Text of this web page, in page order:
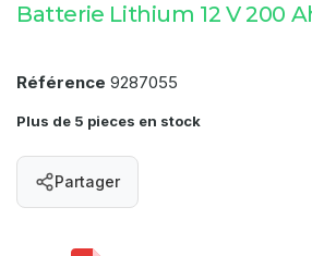
Batterie Lithium 12 V 200
Référence 9287055
Plus de 5 pieces en stock
Partager